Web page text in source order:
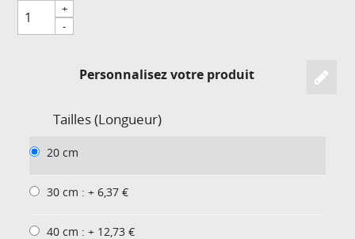
+
-
Personnalisez votre produit
Tailles (Longueur)
20 cm
30 cm : + 6,37 €
40 cm : + 12,73 €